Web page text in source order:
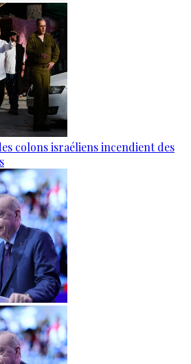
colons israéliens incendient des